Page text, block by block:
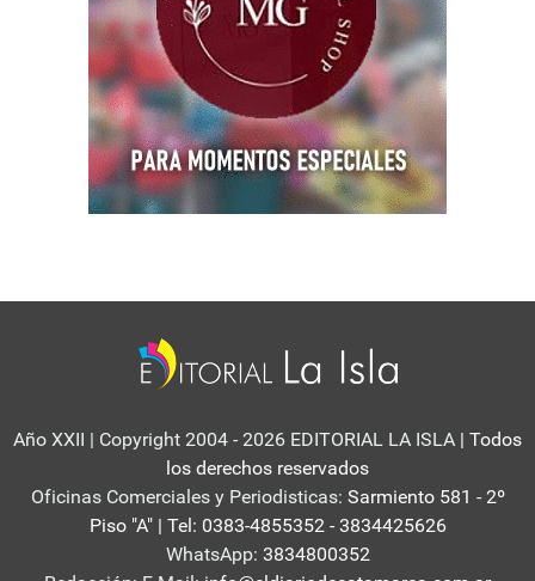
Año XXII | Copyright 2004 - 2026 EDITORIAL LA ISLA | Todos
los derechos reservados
Oficinas Comerciales y Periodisticas: Sarmiento 581 - 2º
Piso "A" | Tel: 0383-4855352 - 3834425626
WhatsApp: 3834800352